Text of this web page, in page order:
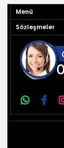
Menü
Sözleşmeler